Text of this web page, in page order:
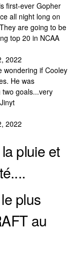
first-ever Gopher
all night long on
are going to be
top 20 in NCAA
2022
wondering if Cooley
He was
goals...very
2022
pluie et
plus
au